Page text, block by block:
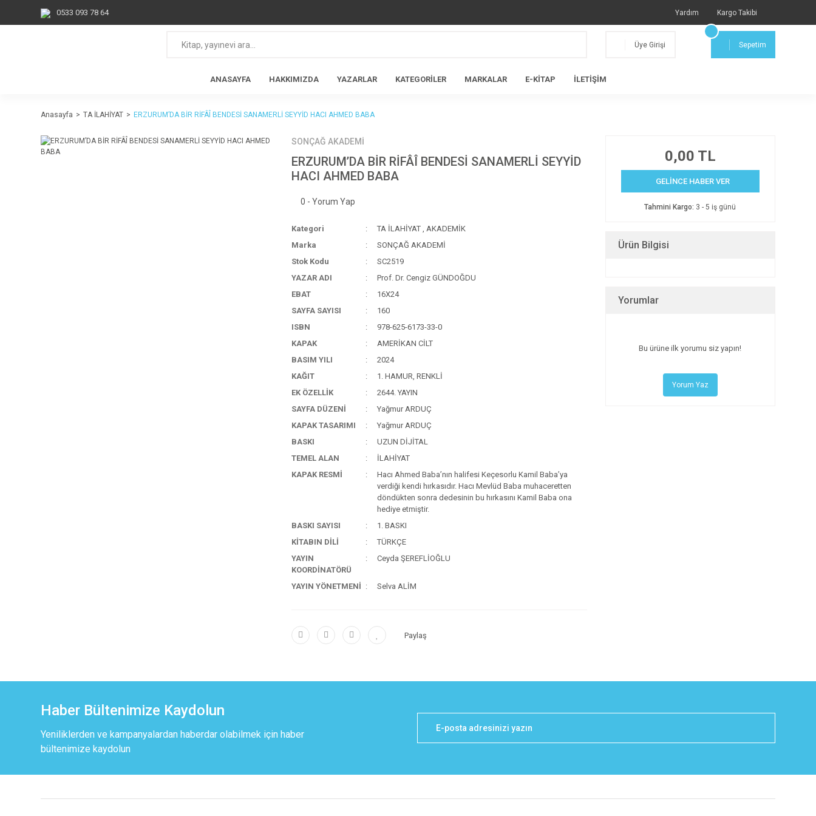
0533 093 78 64 Yardım Kargo Takibi
Üye Girişi Sepetim
ANASAYFA HAKKIMIZDA YAZARLAR KATEGORİLER MARKALAR E-KİTAP İLETİŞİM
Anasayfa TA İLAHİYAT ERZURUM’DA BİR RİFÂÎ BENDESİ SANAMERLİ SEYYİD HACI AHMED BABA
SONÇAĞ AKADEMİ
ERZURUM’DA BİR RİFÂÎ BENDESİ SANAMERLİ SEYYİD
HACI AHMED BABA
0 - Yorum Yap
Kategori TA İLAHİYAT , AKADEMİK
Marka
SONÇAĞ AKADEMİ
Stok Kodu
SC2519
YAZAR ADI
Prof. Dr. Cengiz GÜNDOĞDU
EBAT
16X24
SAYFA SAYISI
160
ISBN
978-625-6173-33-0
KAPAK
AMERİKAN CİLT
BASIM YILI
2024
KAĞIT
1. HAMUR, RENKLİ
EK ÖZELLİK
2644. YAYIN
SAYFA DÜZENİ
Yağmur ARDUÇ
KAPAK TASARIMI
Yağmur ARDUÇ
BASKI
UZUN DİJİTAL
TEMEL ALAN
İLAHİYAT
KAPAK RESMİ
Hacı Ahmed Baba’nın halifesi Keçesorlu Kamil Baba’ya
verdiği kendi hırkasıdır. Hacı Mevlüd Baba muhaceretten
döndükten sonra dedesinin bu hırkasını Kamil Baba ona
hediye etmiştir.
BASKI SAYISI
1. BASKI
KİTABIN DİLİ
TÜRKÇE
YAYIN
KOORDİNATÖRÜ
Ceyda ŞEREFLİOĞLU
YAYIN YÖNETMENİ Selva ALİM
Paylaş
0,00 TL
GELİNCE HABER VER
Tahmini Kargo: 3 - 5 iş günü
Ürün Bilgisi
Yorumlar
Bu ürüne ilk yorumu siz yapın!
Yorum Yaz
Haber Bültenimize Kaydolun
Yeniliklerden ve kampanyalardan haberdar olabilmek için haber
bültenimize kaydolun